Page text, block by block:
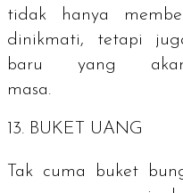
tidak hanya
dinikmati, tetapi
baru yang
13. BUKET UANG
Tak cuma buket